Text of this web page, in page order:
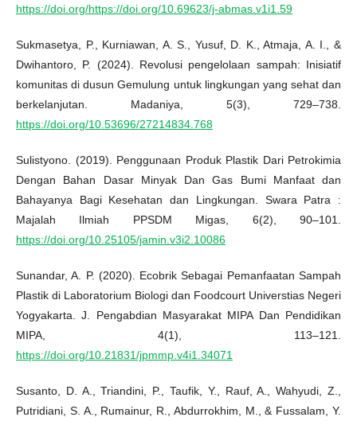
https://doi.org/https://doi.org/10.69623/j-abmas.v1i1.59
Sukmasetya, P., Kurniawan, A. S., Yusuf, D. K., Atmaja, A. I., &
Dwihantoro, P. (2024). Revolusi pengelolaan sampah: Inisiatif
komunitas di dusun Gemulung untuk lingkungan yang sehat dan
berkelanjutan. Madaniya, 5(3), 729–738.
https://doi.org/10.53696/27214834.768
Sulistyono. (2019). Penggunaan Produk Plastik Dari Petrokimia
Dengan Bahan Dasar Minyak Dan Gas Bumi Manfaat dan
Bahayanya Bagi Kesehatan dan Lingkungan. Swara Patra :
Majalah Ilmiah PPSDM Migas, 6(2), 90–101.
https://doi.org/10.25105/jamin.v3i2.10086
Sunandar, A. P. (2020). Ecobrik Sebagai Pemanfaatan Sampah
Plastik di Laboratorium Biologi dan Foodcourt Universtias Negeri
Yogyakarta. J. Pengabdian Masyarakat MIPA Dan Pendidikan
MIPA, 4(1), 113–121.
https://doi.org/10.21831/jpmmp.v4i1.34071
Susanto, D. A., Triandini, P., Taufik, Y., Rauf, A., Wahyudi, Z.,
Putridiani, S. A., Rumainur, R., Abdurrokhim, M., & Fussalam, Y.